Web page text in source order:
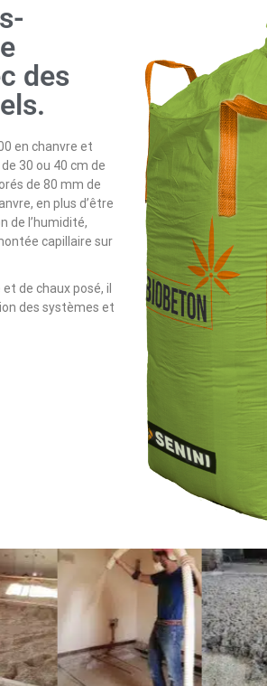
des
en chanvre et
30 ou 40 cm de
de 80 mm de
en plus d’être
de l’humidité,
capillaire sur
de chaux posé, il
des systèmes et